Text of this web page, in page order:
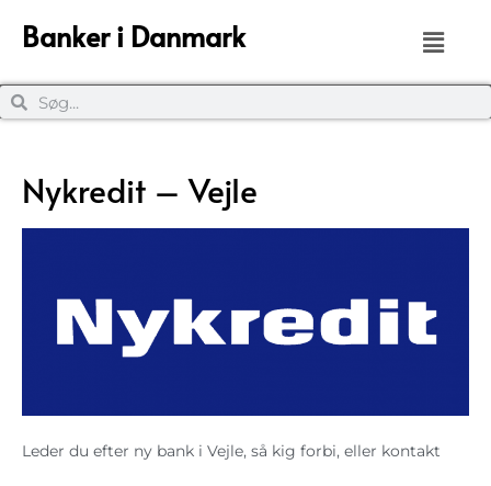
Banker i Danmark
Nykredit – Vejle
Leder du efter ny bank i Vejle, så kig forbi, eller kontakt